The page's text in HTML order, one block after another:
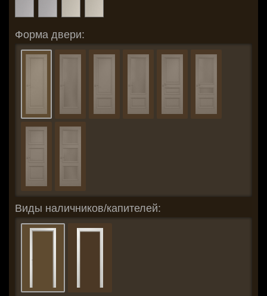
Форма двери:
Виды наличников/капителей: